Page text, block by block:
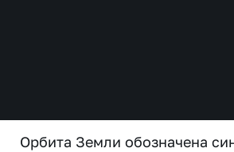
Орбита Земли обозначена